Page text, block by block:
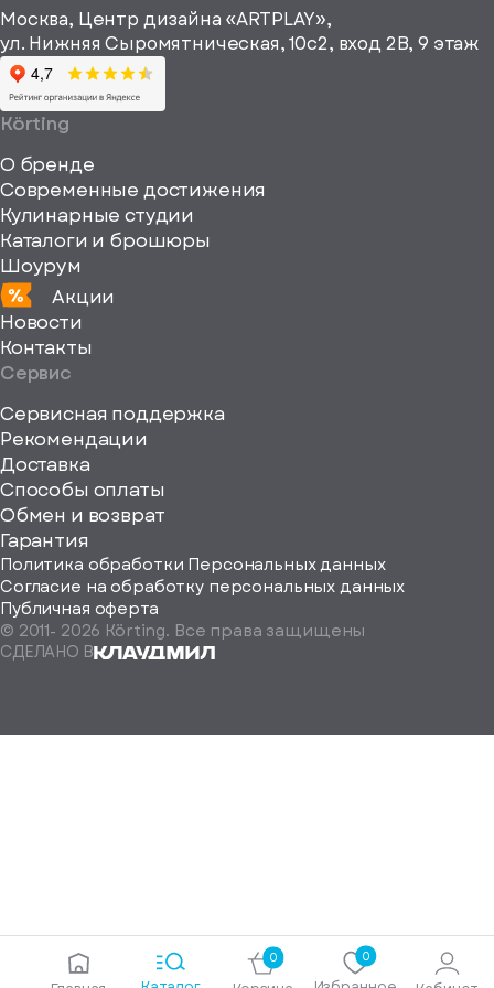
информационные
материалы
viewBox="0
0
Москва, Центр дизайна «ARTPLAY»,
ул. Нижняя Сыромятническая, 10с2, вход 2B, 9 этаж
Körting
О бренде
Современные достижения
Кулинарные студии
Каталоги и брошюры
Шоурум
Акции
Новости
Контакты
Сервис
Сервисная поддержка
Рекомендации
Доставка
Способы оплаты
Обмен и возврат
Гарантия
Политика обработки Персональных данных
Согласие на обработку персональных данных
Публичная оферта
© 2011- 2026 Körting. Все права защищены
СДЕЛАНО В
0 0
Определить
на-
Самара